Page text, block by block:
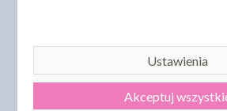
cena:78,23 zł
DO KOSZYKA
Ustawienia
Akceptuj